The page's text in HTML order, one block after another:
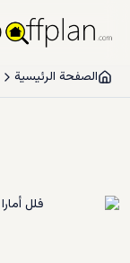
الصفحة الرئيسية